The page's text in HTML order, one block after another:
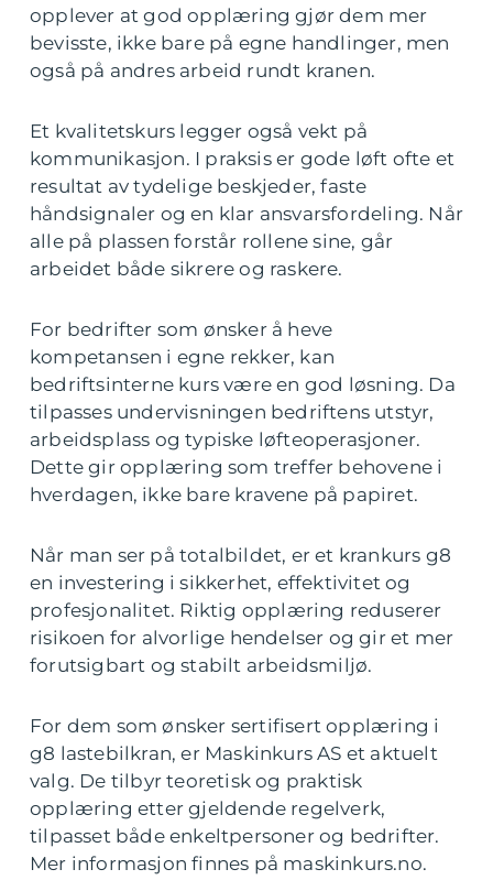
opplever at god opplæring gjør dem mer
bevisste, ikke bare på egne handlinger, men
også på andres arbeid rundt kranen.
Et kvalitetskurs legger også vekt på
kommunikasjon. I praksis er gode løft ofte et
resultat av tydelige beskjeder, faste
håndsignaler og en klar ansvarsfordeling. Når
alle på plassen forstår rollene sine, går
arbeidet både sikrere og raskere.
For bedrifter som ønsker å heve
kompetansen i egne rekker, kan
bedriftsinterne kurs være en god løsning. Da
tilpasses undervisningen bedriftens utstyr,
arbeidsplass og typiske løfteoperasjoner.
Dette gir opplæring som treffer behovene i
hverdagen, ikke bare kravene på papiret.
Når man ser på totalbildet, er et krankurs g8
en investering i sikkerhet, effektivitet og
profesjonalitet. Riktig opplæring reduserer
risikoen for alvorlige hendelser og gir et mer
forutsigbart og stabilt arbeidsmiljø.
For dem som ønsker sertifisert opplæring i
g8 lastebilkran, er Maskinkurs AS et aktuelt
valg. De tilbyr teoretisk og praktisk
opplæring etter gjeldende regelverk,
tilpasset både enkeltpersoner og bedrifter.
Mer informasjon finnes på maskinkurs.no.